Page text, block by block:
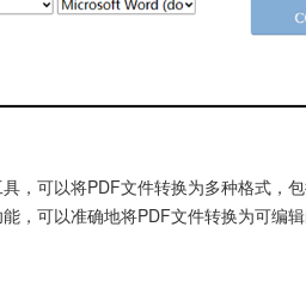
，可以将PDF文件转换为多种格式，
，可以准确地将PDF文件转换为可编辑